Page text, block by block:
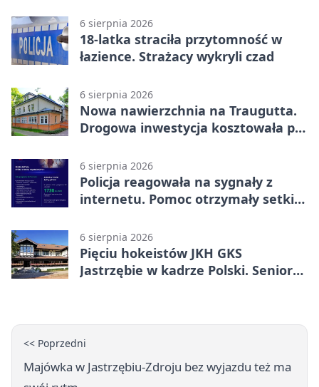
6 sierpnia 2026
18-latka straciła przytomność w
łazience. Strażacy wykryli czad
6 sierpnia 2026
Nowa nawierzchnia na Traugutta.
Drogowa inwestycja kosztowała pół
6 sierpnia 2026
Policja reagowała na sygnały z
internetu. Pomoc otrzymały setki
6 sierpnia 2026
Pięciu hokeistów JKH GKS
Jastrzębie w kadrze Polski. Seniorzy
<< Poprzedni
Majówka w Jastrzębiu-Zdroju bez wyjazdu też ma